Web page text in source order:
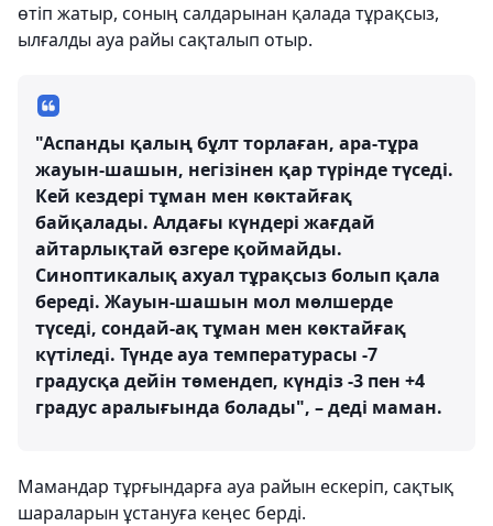
өтіп жатыр, соның салдарынан қалада тұрақсыз,
ылғалды ауа райы сақталып отыр.
"Аспанды қалың бұлт торлаған, ара-тұра
жауын-шашын, негізінен қар түрінде түседі.
Кей кездері тұман мен көктайғақ
байқалады. Алдағы күндері жағдай
айтарлықтай өзгере қоймайды.
Синоптикалық ахуал тұрақсыз болып қала
береді. Жауын-шашын мол мөлшерде
түседі, сондай-ақ тұман мен көктайғақ
күтіледі. Түнде ауа температурасы -7
градусқа дейін төмендеп, күндіз -3 пен +4
градус аралығында болады", – деді маман.
Мамандар тұрғындарға ауа райын ескеріп, сақтық
шараларын ұстануға кеңес берді.